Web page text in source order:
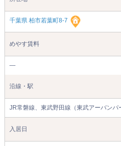
千葉県 柏市若葉町8-7
めやす賃料
―
沿線・駅
JR常磐線、東武野田線（東武アーバン
入居日